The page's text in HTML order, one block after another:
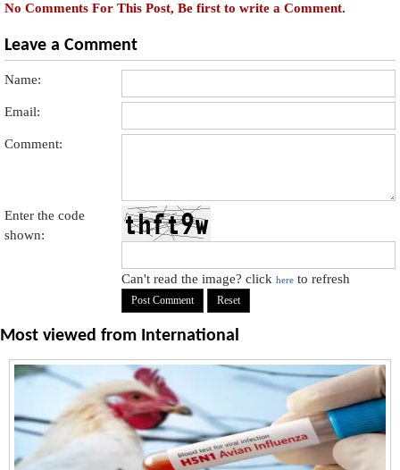
No Comments For This Post, Be first to write a Comment.
Leave a Comment
Name:
Email:
Comment:
Enter the code
shown:
Can't read the image? clickhere to refresh
Most viewed from International